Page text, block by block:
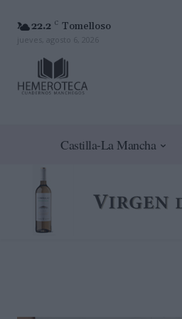
22.2 C Tomelloso
jueves, agosto 6, 2026
Castilla-La Mancha